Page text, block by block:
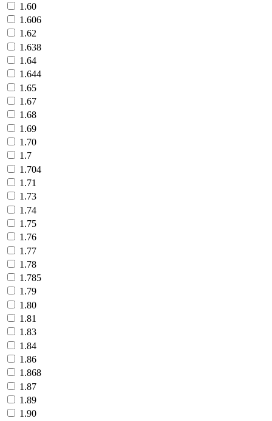
1.60
1.606
1.62
1.638
1.64
1.644
1.65
1.67
1.68
1.69
1.70
1.7
1.704
1.71
1.73
1.74
1.75
1.76
1.77
1.78
1.785
1.79
1.80
1.81
1.83
1.84
1.86
1.868
1.87
1.89
1.90